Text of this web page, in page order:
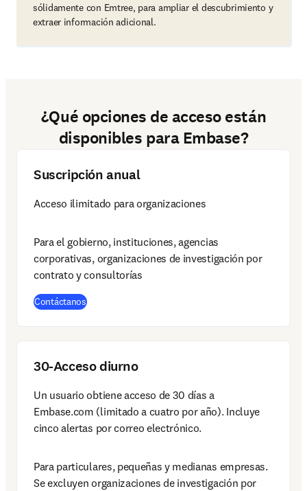
sólidamente con Emtree, para ampliar el descubrimiento y
extraer información adicional.
¿Qué opciones de acceso están
disponibles para Embase?
Suscripción anual
Acceso ilimitado para organizaciones
Para el gobierno, instituciones, agencias
corporativas, organizaciones de investigación por
contrato y consultorías
Contáctanos
30-Acceso diurno
Un usuario obtiene acceso de 30 días a
Embase.com (limitado a cuatro por año). Incluye
cinco alertas por correo electrónico.
Para particulares, pequeñas y medianas empresas.
Se excluyen organizaciones de investigación por